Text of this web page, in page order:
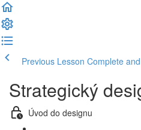
Previous Lesson Complete
Strategický
Úvod do designu